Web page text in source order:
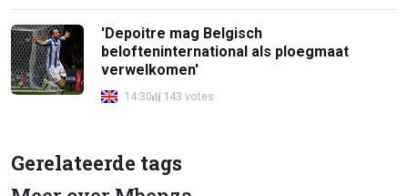
'Depoitre mag Belgisch
belofteninternational als ploegmaat
verwelkomen'
14:30 143 votes
Gerelateerde tags